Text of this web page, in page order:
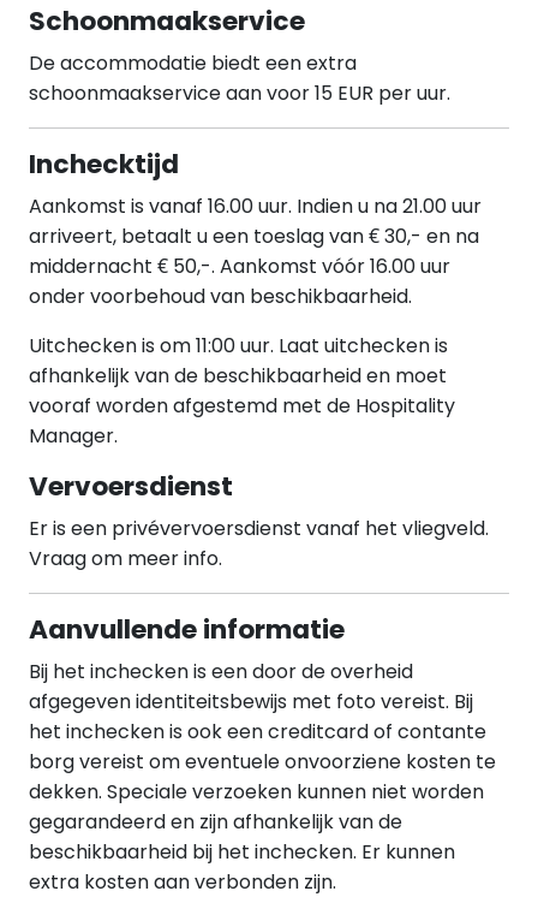
Schoonmaakservice
De accommodatie biedt een extra
schoonmaakservice aan voor 15 EUR per uur.
Inchecktijd
Aankomst is vanaf 16.00 uur. Indien u na 21.00 uur
arriveert, betaalt u een toeslag van € 30,- en na
middernacht € 50,-. Aankomst vóór 16.00 uur
onder voorbehoud van beschikbaarheid.
Uitchecken is om 11:00 uur. Laat uitchecken is
afhankelijk van de beschikbaarheid en moet
vooraf worden afgestemd met de Hospitality
Manager.
Vervoersdienst
Er is een privévervoersdienst vanaf het vliegveld.
Vraag om meer info.
Aanvullende informatie
Bij het inchecken is een door de overheid
afgegeven identiteitsbewijs met foto vereist. Bij
het inchecken is ook een creditcard of contante
borg vereist om eventuele onvoorziene kosten te
dekken. Speciale verzoeken kunnen niet worden
gegarandeerd en zijn afhankelijk van de
beschikbaarheid bij het inchecken. Er kunnen
extra kosten aan verbonden zijn.